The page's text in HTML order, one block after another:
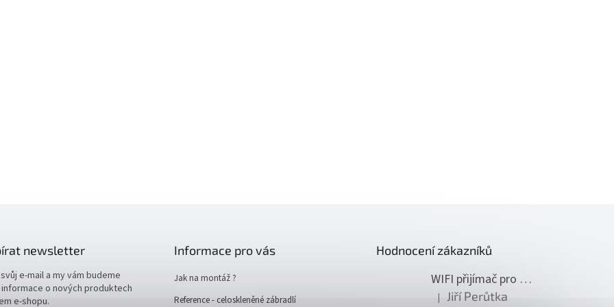
newsletter
e-mail a my vám budeme
o nových produktech
e-shopu.
Informace pro vás
Jak na montáž ?
Reference - celoskleněné zábradlí
Hodnocení zákazníků
WIFI přijímač pro ovládání pohonů NICE
Hodnocení produktu je 1 z 5 hvězdiček.
| Jiří Perůtka